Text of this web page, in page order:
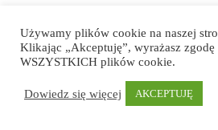
Używamy plików cookie na naszej
Klikając „Akceptuję”, wyrażasz zgodę
WSZYSTKICH plików cookie.
Dowiedz się więcej AKCEPTUJĘ